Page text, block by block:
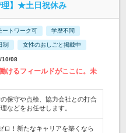
理】★土日祝休み
ートワーク可 学歴不問
制 女性のおしごと掲載中
10/08
けるフィールドがここに。未
保守や点検、協力会社との打合
などをお任せします。
ロ！新たなキャリアを築くなら